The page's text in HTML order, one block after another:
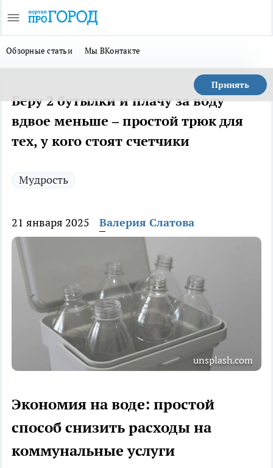
Обзорные статьи Мы ВКонтакте
Принять
Беру 2 бутылки и плачу за воду
вдвое меньше – простой трюк для
тех, у кого стоят счетчики
Мудрость
21 января 2025 Валерия Слатова
unsplash.com
Экономия на воде: простой
способ снизить расходы на
коммунальные услуги